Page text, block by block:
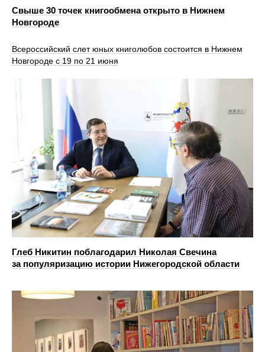
Свыше 30 точек книгообмена открыто в Нижнем
Новгороде
Всероссийский слет юных книголюбов состоится в Нижнем
Новгороде с 19 по 21 июня
Глеб Никитин поблагодарил Николая Свечина
за популяризацию истории Нижегородской области